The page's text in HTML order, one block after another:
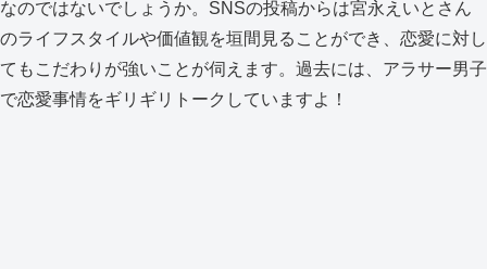
なのではないでしょうか。SNSの投稿からは宮永えいとさん
のライフスタイルや価値観を垣間見ることができ、恋愛に対し
てもこだわりが強いことが伺えます。過去には、アラサー男子
で恋愛事情をギリギリトークしていますよ！